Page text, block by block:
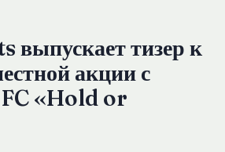
выпускает тизер к
акции с
«Hold or